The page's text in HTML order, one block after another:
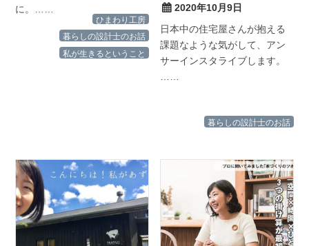
ひまわり工房
暮らしの設計士のお話
私が生きるということ
に。……
暮らしの設計士のお話
2020年10月9日
日本中の住宅屋さんが抱える
課題なような気がして、アン
サーインスタライブします。
……